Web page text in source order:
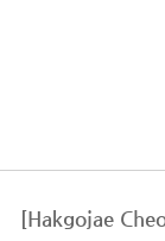
[Hakgojae